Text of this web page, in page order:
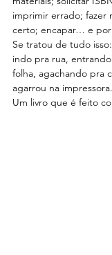
imprimir errado; fazer
certo; encapar… e por
Se tratou de tudo
indo pra rua,
folha, agachando pra
agarrou na impressora.
Um livro que é feito